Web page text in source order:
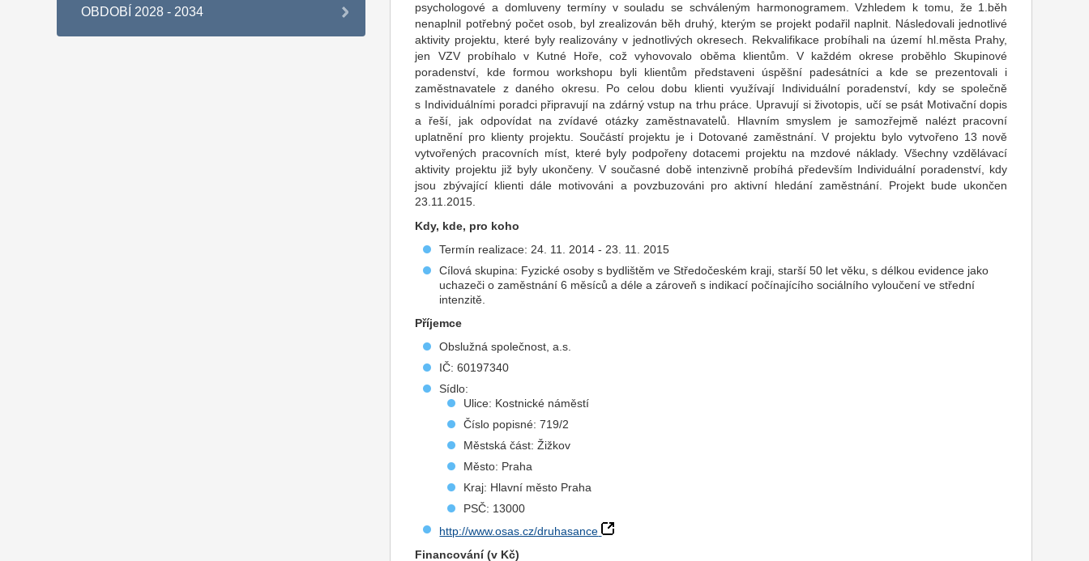
OBDOBÍ 2028 - 2034
psychologové a domluveny termíny v souladu se schváleným harmonogramem. Vzhledem k tomu, že 1.běh
nenaplnil potřebný počet osob, byl zrealizován běh druhý, kterým se projekt podařil naplnit. Následovali jednotlivé
aktivity projektu, které byly realizovány v jednotlivých okresech. Rekvalifikace probíhali na území hl.města Prahy,
jen VZV probíhalo v Kutné Hoře, což vyhovovalo oběma klientům. V každém okrese proběhlo Skupinové
poradenství, kde formou workshopu byli klientům představeni úspěšní padesátníci a kde se prezentovali i
zaměstnavatele z daného okresu. Po celou dobu klienti využívají Individuální poradenství, kdy se společně
s Individuálními poradci připravují na zdárný vstup na trhu práce. Upravují si životopis, učí se psát Motivační dopis
a řeší, jak odpovídat na zvídavé otázky zaměstnavatelů. Hlavním smyslem je samozřejmě nalézt pracovní
uplatnění pro klienty projektu. Součástí projektu je i Dotované zaměstnání. V projektu bylo vytvořeno 13 nově
vytvořených pracovních míst, které byly podpořeny dotacemi projektu na mzdové náklady. Všechny vzdělávací
aktivity projektu již byly ukončeny. V současné době intenzivně probíhá především Individuální poradenství, kdy
jsou zbývající klienti dále motivováni a povzbuzováni pro aktivní hledání zaměstnání. Projekt bude ukončen
23.11.2015.
Kdy, kde, pro koho
Termín realizace: 24. 11. 2014 - 23. 11. 2015
Cílová skupina: Fyzické osoby s bydlištěm ve Středočeském kraji, starší 50 let věku, s délkou evidence jako
uchazeči o zaměstnání 6 měsíců a déle a zároveň s indikací počínajícího sociálního vyloučení ve střední
intenzitě.
Příjemce
Obslužná společnost, a.s.
IČ: 60197340
Sídlo:
Ulice: Kostnické náměstí
Číslo popisné: 719/2
Městská část: Žižkov
Město: Praha
Kraj: Hlavní město Praha
PSČ: 13000
http://www.osas.cz/druhasance
Financování (v Kč)